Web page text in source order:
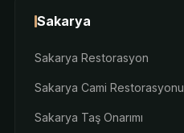
Sakarya
Sakarya Restorasyon
Sakarya Cami Restorasyonu
Sakarya Taş Onarımı